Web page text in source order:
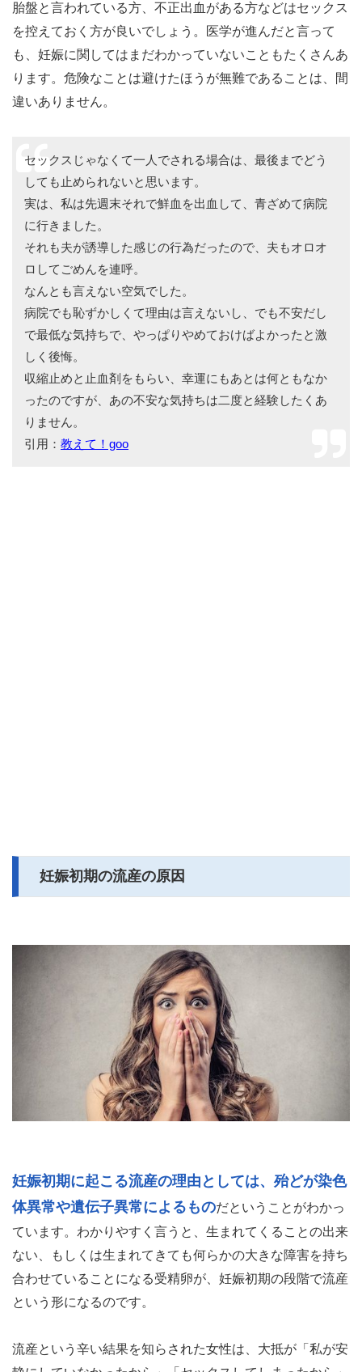
胎盤と言われている方、不正出血がある方などはセックス
を控えておく方が良いでしょう。医学が進んだと言って
も、妊娠に関してはまだわかっていないこともたくさんあ
ります。危険なことは避けたほうが無難であることは、間
違いありません。
セックスじゃなくて一人でされる場合は、最後までどう
しても止められないと思います。
実は、私は先週末それで鮮血を出血して、青ざめて病院
に行きました。
それも夫が誘導した感じの行為だったので、夫もオロオ
ロしてごめんを連呼。
なんとも言えない空気でした。
病院でも恥ずかしくて理由は言えないし、でも不安だし
で最低な気持ちで、やっぱりやめておけばよかったと激
しく後悔。
収縮止めと止血剤をもらい、幸運にもあとは何ともなか
ったのですが、あの不安な気持ちは二度と経験したくあ
りません。
引用： 教えて！goo
妊娠初期の流産の原因
妊娠初期に起こる流産の理由としては、殆どが染色
体異常や遺伝子異常によるものだということがわかっ
ています。わかりやすく言うと、生まれてくることの出来
ない、もしくは生まれてきても何らかの大きな障害を持ち
合わせていることになる受精卵が、妊娠初期の段階で流産
という形になるのです。
流産という辛い結果を知らされた女性は、大抵が「私が安